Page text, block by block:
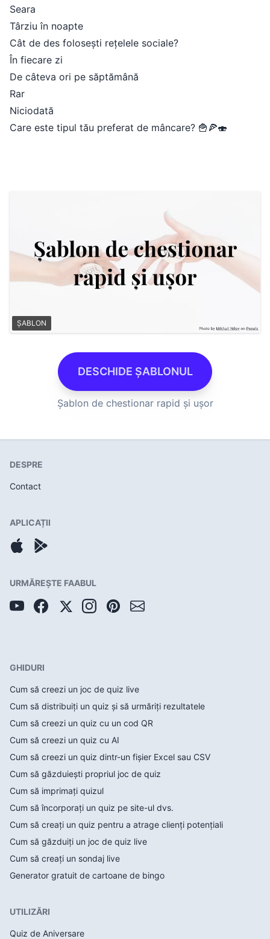
Seara
Târziu în noapte
Cât de des folosești rețelele sociale?
În fiecare zi
De câteva ori pe săptămână
Rar
Niciodată
Care este tipul tău preferat de mâncare? 🍟🍕🍣
ȘABLON
DESCHIDE ȘABLONUL
Șablon de chestionar rapid și ușor
DESPRE
Contact
APLICAȚII
URMĂREȘTE FAABUL
GHIDURI
Cum să creezi un joc de quiz live
Cum să distribuiți un quiz și să urmăriți rezultatele
Cum să creezi un quiz cu un cod QR
Cum să creezi un quiz cu AI
Cum să creezi un quiz dintr-un fișier Excel sau CSV
Cum să găzduiești propriul joc de quiz
Cum să imprimați quizul
Cum să încorporați un quiz pe site-ul dvs.
Cum să creați un quiz pentru a atrage clienți potențiali
Cum să găzduiți un joc de quiz live
Cum să creați un sondaj live
Generator gratuit de cartoane de bingo
UTILIZĂRI
Quiz de Aniversare